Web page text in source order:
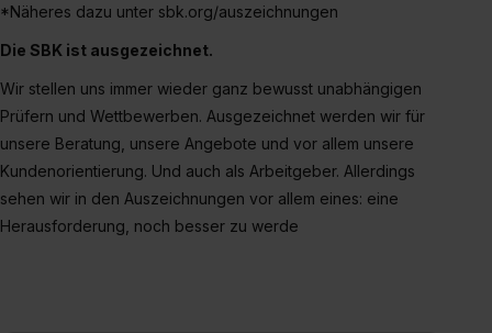
*Näheres dazu unter sbk.org/auszeichnungen
Die SBK ist ausgezeichnet.
Wir stellen uns immer wieder ganz bewusst unabhängigen
Prüfern und Wettbewerben. Ausgezeichnet werden wir für
unsere Beratung, unsere Angebote und vor allem unsere
Kundenorientierung. Und auch als Arbeitgeber. Allerdings
sehen wir in den Auszeichnungen vor allem eines: eine
Herausforderung, noch besser zu werde